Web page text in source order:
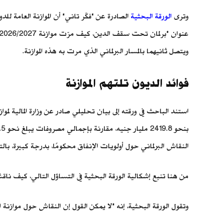
وترىالورقة البحثية الصادرة عن "فكّر تاني" أن الموازنة العامة
ويتصل ثانيهما بالمسار البرلماني الذي مرت به هذه الموازنة.
فوائد الديون تلتهم الموازنة
النقاش البرلماني حول أولويات الإنفاق محكومًا، بدرجة كبيرة،
من هنا تنبع إشكالية الورقة البحثية في التساؤل التالي، كيف
وتقول الورقة البحثية، إنه "لا يمكن القول إن النقاش حول